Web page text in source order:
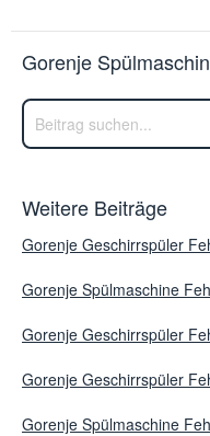
Gorenje
Weitere Beiträge
Gorenje Geschirrspüler
Gorenje Spülmaschine
Gorenje Geschirrspüler
Gorenje Geschirrspüler
Gorenje Spülmaschine